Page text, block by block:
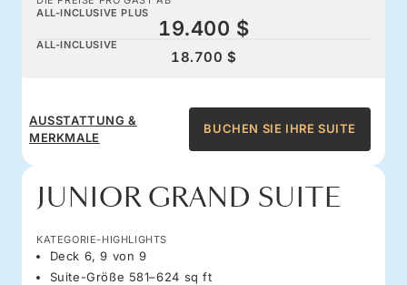
ALL-INCLUSIVE PLUS
19.400 $
ALL-INCLUSIVE
18.700 $
AUSSTATTUNG &
MERKMALE
BUCHEN SIE IHRE SUITE
JUNIOR GRAND SUITE
KATEGORIE-HIGHLIGHTS
Deck 6, 9 von 9
Suite-Größe 581–624 sq ft